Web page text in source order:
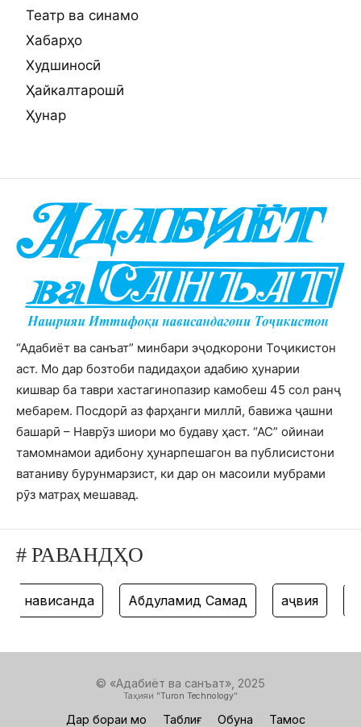
Театр ва синамо
Хабарҳо
Худшиносӣ
Ҳайкалтарошӣ
Ҳунар
“Адабиёт ва санъат” минбари эҷодкорони Тоҷикистон
аст. Мо дар бозтоби падидаҳои адабию ҳунарии
кишвар ба таври хастагинопазир камобеш 45 сол ранҷ
мебарем. Посдорӣ аз фарҳанги миллӣ, бавижа ҷашни
башарӣ – Наврӯз шиори мо будаву ҳаст. “АС” ойинаи
тамомнамои адибону ҳунарпешагон ва публисистони
ватаниву бурунмарзист, ки дар он масоили мубрами
рӯз матраҳ мешавад.
# РАВАНДҲО
нависанда Абдулҳамид Самад ҳаҷвия
© «Адабиёт ва санъат», 2025
Таҳияи "Turon Technology"
Дар бораи мо Таблиғ Обуна Тамос